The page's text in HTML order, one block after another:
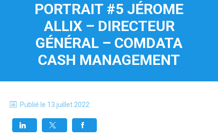
PORTRAIT #5 JÉROME
ALLIX – DIRECTEUR
GÉNÉRAL – COMDATA
CASH MANAGEMENT
Publié le 13 juillet 2022